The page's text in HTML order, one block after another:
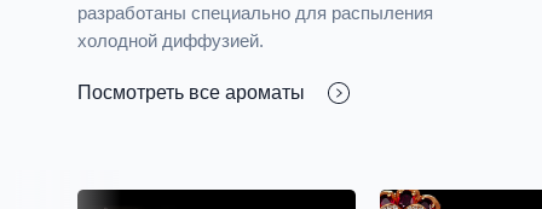
разработаны специально для распыления
холодной диффузией.
Посмотреть все ароматы